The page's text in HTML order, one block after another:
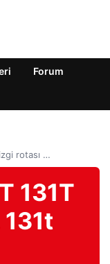
Forum
rotası …
131T